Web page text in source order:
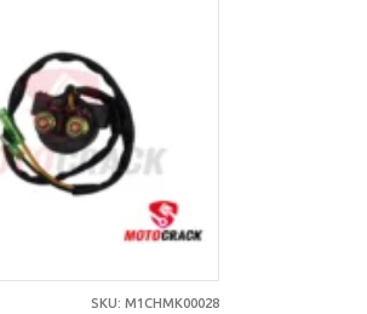
AÑADIR AL
CARRITO
SKU: M1CHMK00028